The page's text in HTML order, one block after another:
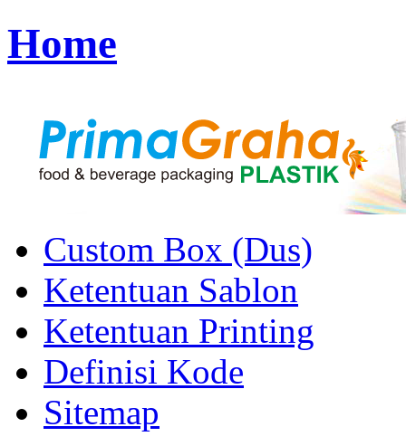
Home
Custom Box (Dus)
Ketentuan Sablon
Ketentuan Printing
Definisi Kode
Sitemap